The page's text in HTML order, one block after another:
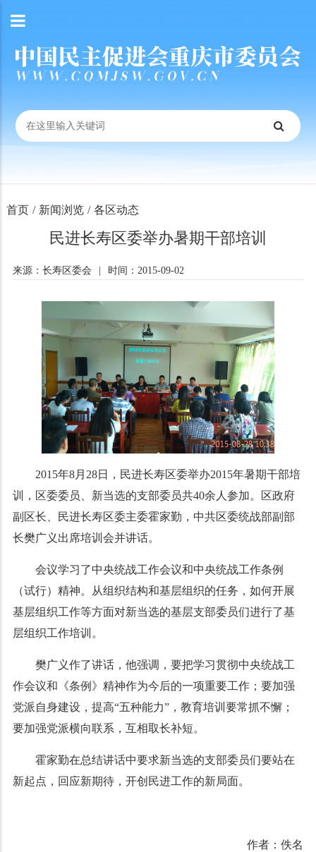
首页 / 新闻浏览 / 各区动态
民进长寿区委举办暑期干部培训
来源：长寿区委会 时间：2015-09-02
2015年8月28日，民进长寿区委举办2015年暑期干部培
训，区委委员、新当选的支部委员共40余人参加。区政府
副区长、民进长寿区委主委霍家勤，中共区委统战部副部
长樊广义出席培训会并讲话。
会议学习了中央统战工作会议和中央统战工作条例
（试行）精神。从组织结构和基层组织的任务，如何开展
基层组织工作等方面对新当选的基层支部委员们进行了基
层组织工作培训。
樊广义作了讲话，他强调，要把学习贯彻中央统战工
作会议和《条例》精神作为今后的一项重要工作；要加强
党派自身建设，提高“五种能力”，教育培训要常抓不懈；
要加强党派横向联系，互相取长补短。
霍家勤在总结讲话中要求新当选的支部委员们要站在
新起点，回应新期待，开创民进工作的新局面。
作者：佚名